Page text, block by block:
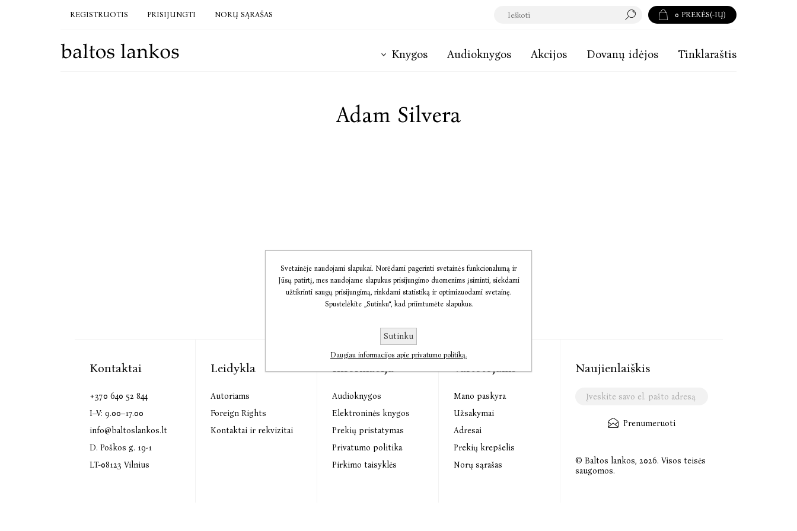
REGISTRUOTIS PRISIJUNGTI NORŲ SĄRAŠAS 0 PREKĖS(-IŲ)
Knygos Audioknygos Akcijos Dovanų idėjos Tinklaraštis
Adam Silvera
Kontaktai
+370 640 52 844
I–V: 9.00–17.00
info@baltoslankos.lt
D. Poškos g. 19-1
LT-08123 Vilnius
Leidykla
Autoriams
Foreign Rights
Kontaktai ir rekvizitai
Informacija
Audioknygos
Elektroninės knygos
Prekių pristatymas
Privatumo politika
Pirkimo taisyklės
Vartotojams
Mano paskyra
Užsakymai
Adresai
Prekių krepšelis
Norų sąrašas
Naujienlaiškis
Prenumeruoti
© Baltos lankos, 2026. Visos teisės
saugomos.
Svetainėje naudojami slapukai. Norėdami pagerinti svetainės funkcionalumą ir
Jūsų patirtį, mes naudojame slapukus prisijungimo duomenims įsiminti, siekdami
užtikrinti saugų prisijungimą, rinkdami statistiką ir optimizuodami svetainę.
Spustelėkite „Sutinku“, kad priimtumėte slapukus.
Sutinku
Daugiau informacijos apie privatumo politiką.